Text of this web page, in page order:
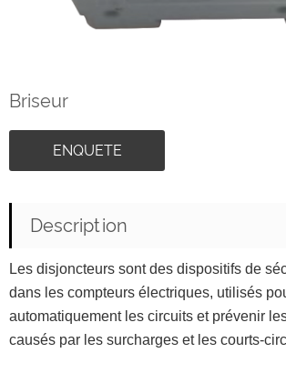
Briseur
ENQUETE
Description
Les disjoncteurs sont des dispositifs de
dans les compteurs électriques, utilisés
automatiquement les circuits et prévenir
causés par les surcharges et les courts-